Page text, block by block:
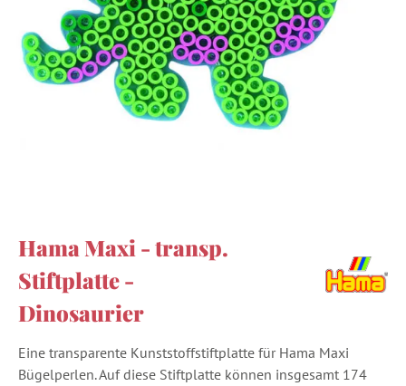
Hama Maxi - transp.
Stiftplatte -
Dinosaurier
Eine transparente Kunststoffstiftplatte für Hama Maxi
Bügelperlen. Auf diese Stiftplatte können insgesamt 174